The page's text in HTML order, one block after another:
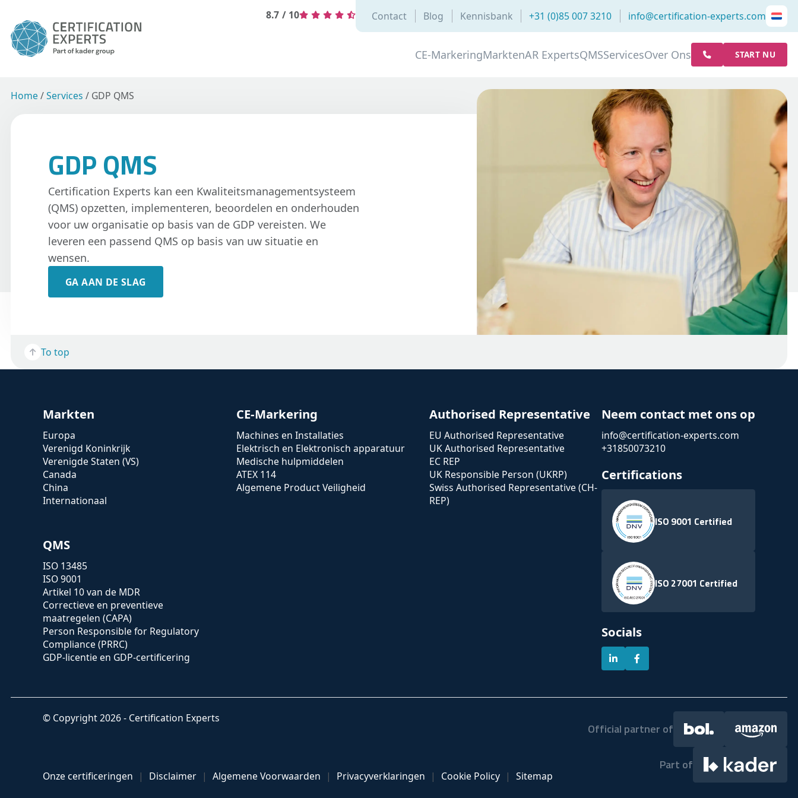
8.7 / 10 Contact Blog Kennisbank +31 (0)85 007 3210 info@certification-experts.com
CE-MarkeringMarktenAR ExpertsQMSServicesOver Ons START NU
Home /Services / GDP QMS
GDP QMS
Certification Experts kan een Kwaliteitsmanagementsysteem
(QMS) opzetten, implementeren, beoordelen en onderhouden
voor uw organisatie op basis van de GDP vereisten. We
leveren een passend QMS op basis van uw situatie en
wensen.
GA AAN DE SLAG
To top
Markten
Europa
Verenigd Koninkrijk
Verenigde Staten (VS)
Canada
China
Internationaal
CE-Markering
Machines en Installaties
Elektrisch en Elektronisch apparatuur
Medische hulpmiddelen
ATEX 114
Algemene Product Veiligheid
Authorised Representative
EU Authorised Representative
UK Authorised Representative
EC REP
UK Responsible Person (UKRP)
Swiss Authorised Representative (CH-
REP)
QMS
ISO 13485
ISO 9001
Artikel 10 van de MDR
Correctieve en preventieve
maatregelen (CAPA)
Person Responsible for Regulatory
Compliance (PRRC)
GDP-licentie en GDP-certificering
Neem contact met ons op
info@certification-experts.com
+31850073210
Certifications
ISO 9001 Certified
ISO 27001 Certified
Socials
© Copyright 2026 - Certification Experts
Onze certificeringen Disclaimer Algemene Voorwaarden Privacyverklaringen Cookie Policy Sitemap
Official partner of
Part of